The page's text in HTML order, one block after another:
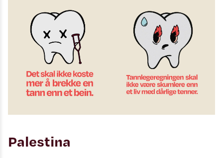
Palestina